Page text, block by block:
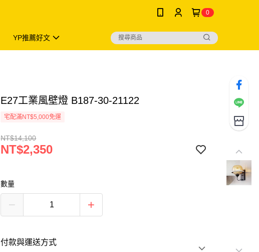
0
YP推薦好文
E27工業風壁燈 B187-30-21122
宅配滿NT$5,000免運
NT$14,100
NT$2,350
數量
付款與運送方式